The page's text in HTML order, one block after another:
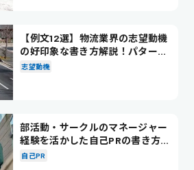
【例文12選】物流業界の志望動機
の好印象な書き方解説！パターン
別の例文も紹介
志望動機
部活動・サークルのマネージャー
経験を活かした自己PRの書き方を
徹底解説！
自己PR